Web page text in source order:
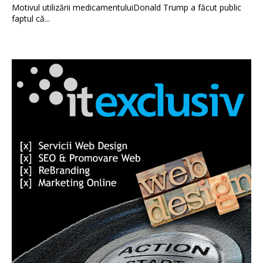
Motivul utilizării medicamentuluiDonald Trump a făcut public
faptul că...